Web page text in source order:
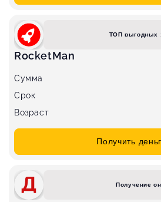
ТОП выгодных
RocketMan
Сумма
Срок
Возраст
Получить
Получение